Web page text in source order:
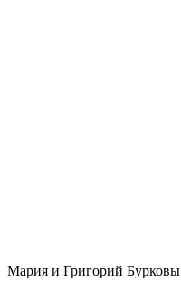
Мария и Григорий Бурковы